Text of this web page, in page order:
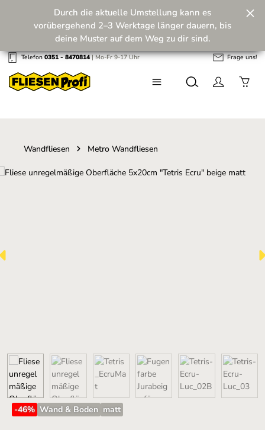
Zum Hauptinhalt springen
Zukunft! 💪
Durch die aktuelle Umstellung kann es
vorübergehend 2–3 Werktage länger dauern, bis
deine Muster auf dem Weg zu dir sind.
Telefon0351 - 8470814| Mo-Fr 9-17 Uhr Frage uns!
Wandfliesen Metro Wandfliesen
Bildergalerie überspringen
-46% Wand & Boden matt